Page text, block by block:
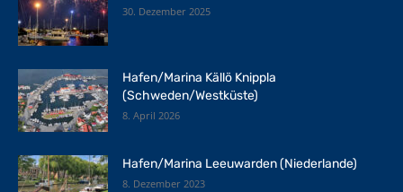
30. Dezember 2025
Hafen/Marina Källö Knippla
(Schweden/Westküste)
8. April 2026
Hafen/Marina Leeuwarden (Niederlande)
8. Dezember 2023